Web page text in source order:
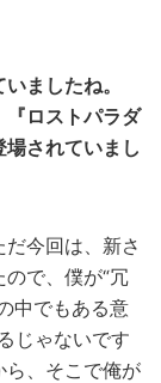
ましたね。
『ロストパラダ
されていまし
今回は、新さ
で、僕が“冗
中でもある意
じゃないです
ら、そこで俺が